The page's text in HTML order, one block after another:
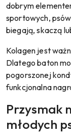
dobrym
sportowych,
biegają, skaczą
Kolagen jest
Dlatego baton
pogorszonej
funkcjonalna
Przysmak
młodych